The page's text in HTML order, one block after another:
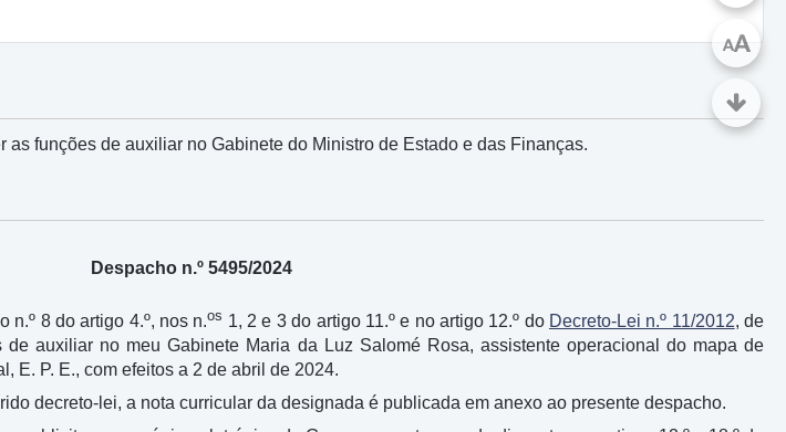
funções de auxiliar no Gabinete do ­Ministro de Estado e das Finanças.
Despacho n.º 5495/2024
n.º 8 do artigo 4.º, nos n.os 1, 2 e 3 do artigo 11.º e no artigo 12.º do Decreto-Lei n.º 11/2012, de
auxiliar no meu Gabinete Maria da Luz Salomé Rosa, assistente operacional do mapa de
E. P. E., com efeitos a 2 de abril de 2024.
decreto-lei, a nota curricular da designada é publicada em anexo ao presente despacho.
AA